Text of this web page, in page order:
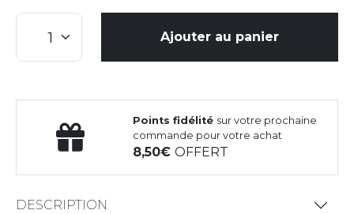
Ajouter au panier
Points fidélité sur votre prochaine
commande pour votre achat
8,50OFFERT
DESCRIPTION